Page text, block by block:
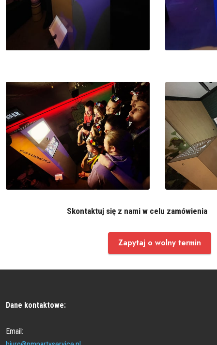
Skontaktuj się z nami w celu zamówienia
Zapytaj o wolny termin
Dane kontaktowe:
Email: